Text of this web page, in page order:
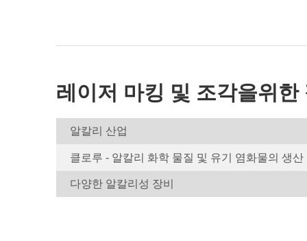
레이저 마킹 및 조각을위한
알칼리 산업
클로루 - 알칼리 화학 물질 및 유기 염화물의 생산
다양한 알칼리성 장비